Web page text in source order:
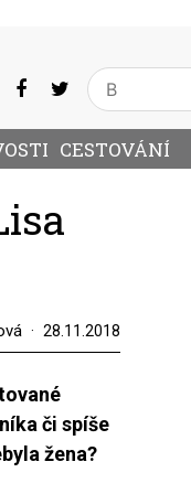
CESTOVÁNÍ
28.11.2018
či spíše
žena?